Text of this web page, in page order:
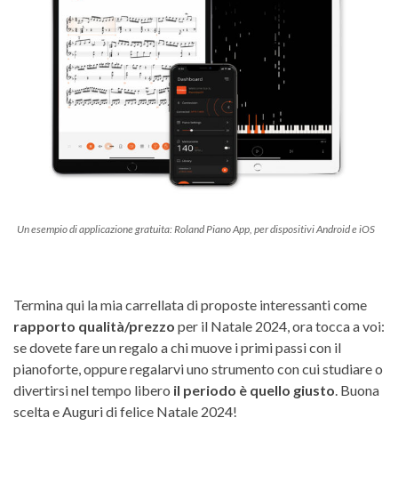
Un esempio di applicazione gratuita: Roland Piano App, per dispositivi Android e iOS
Termina qui la mia carrellata di proposte interessanti come
rapporto qualità/prezzo per il Natale 2024, ora tocca a voi:
se dovete fare un regalo a chi muove i primi passi con il
pianoforte, oppure regalarvi uno strumento con cui studiare o
divertirsi nel tempo libero il periodo è quello giusto. Buona
scelta e Auguri di felice Natale 2024!